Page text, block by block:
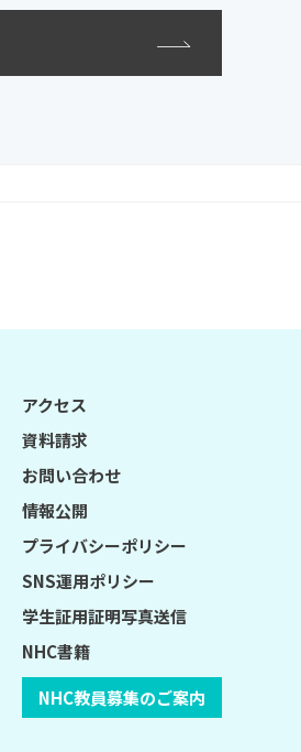
アクセス
資料請求
お問い合わせ
情報公開
プライバシーポリシー
SNS運用ポリシー
学生証用証明写真送信
NHC書籍
NHC教員募集のご案内